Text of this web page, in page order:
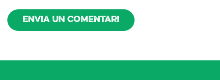
Envia un comentari